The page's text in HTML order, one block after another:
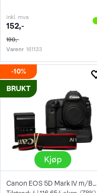
inkl. mva
152,-
190,-
Varenr 161133
10%
Kjøp
Canon EOS 5D Mark IV m/BG-E20